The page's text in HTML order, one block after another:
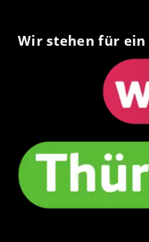
Wir stehen für ein